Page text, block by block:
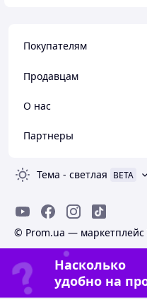
Покупателям
Продавцам
О нас
Партнеры
Тема - светлая BETA
© Prom.ua — маркетплейс
Насколько
удобно на